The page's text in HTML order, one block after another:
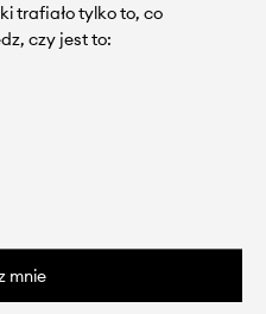
trafiało tylko to, co
czy jest to:
mnie